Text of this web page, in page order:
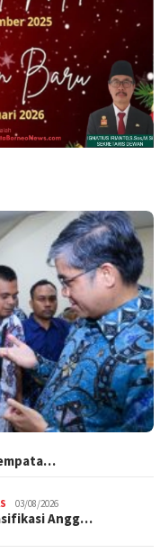
03/08/2026
Angg…